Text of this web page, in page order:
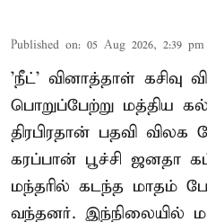
Published on: 05 Aug 2026, 2:39 pm
'நீட்' வினாத்தாள் கசிவு
பொறுப்பேற்று மத்திய
திரபிரதான் பதவி
கரப்பான் பூச்சி ஜனதா
மந்தரில் கடந்த மாதம்
வந்தனர். இந்நிலையில்